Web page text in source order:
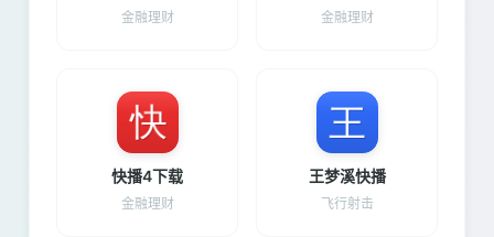
金融理财 金融理财
快播4下载
金融理财
王梦溪快播
飞行射击